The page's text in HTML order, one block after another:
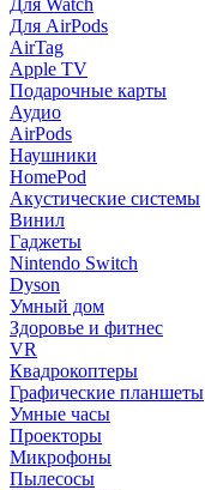
Для Watch
Для AirPods
AirTag
Apple TV
Подарочные карты
Аудио
AirPods
Наушники
HomePod
Акустические системы
Винил
Гаджеты
Nintendo Switch
Dyson
Умный дом
Здоровье и фитнес
VR
Квадрокоптеры
Графические планшеты
Умные часы
Проекторы
Микрофоны
Пылесосы